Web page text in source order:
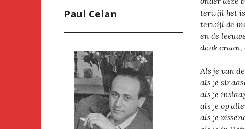
terwijl het is
terwijl de
en de
denk eraan,
Als je van
als je
als je
als je op
als je
Paul Celan